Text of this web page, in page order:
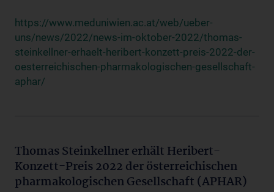
https://www.meduniwien.ac.at/web/ueber-
uns/news/2022/news-im-oktober-2022/thomas-
steinkellner-erhaelt-heribert-konzett-preis-2022-der-
oesterreichischen-pharmakologischen-gesellschaft-
aphar/
Thomas Steinkellner erhält Heribert-
Konzett-Preis 2022 der österreichischen
pharmakologischen Gesellschaft (APHAR)